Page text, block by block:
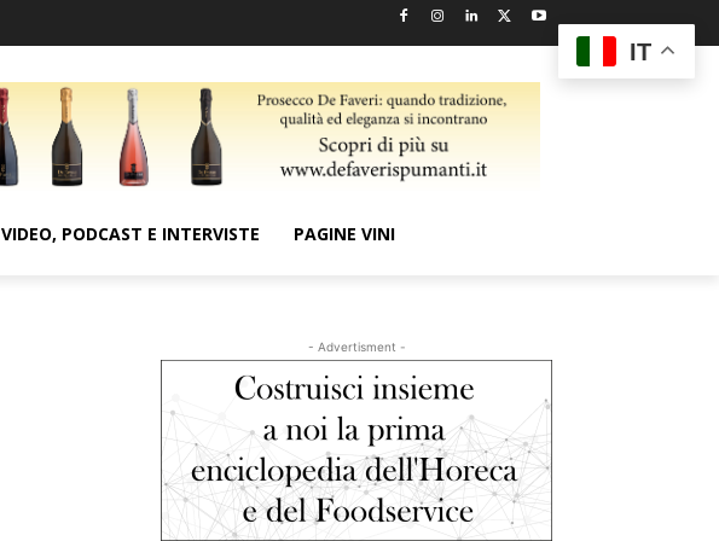
VIDEO, PODCAST E INTERVISTE PAGINE VINI
- Advertisment -
IT